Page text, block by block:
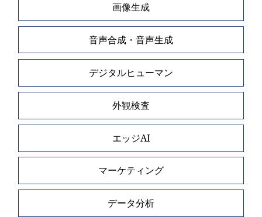
画像生成
音声合成・音声生成
デジタルヒューマン
外観検査
エッジAI
マーケティング
データ分析